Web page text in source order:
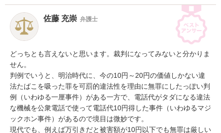
佐藤 充崇 弁護士
どっちとも言えないと思います。裁判になってみないと分かりま
せん。
判例でいうと、明治時代に、今の10円～20円の価値しかない違
法たばこを吸った罪を可罰的違法性を理由に無罪にしたっぽい判
例（いわゆる一厘事件）がある一方で、電話代がタダになる違法
な機械を公衆電話で使って電話代10円得した事件（いわゆるマジ
ックホン事件）があるので境目は微妙です。
現代でも、例えば万引きだと被害額が10円以下でも無罪は厳しい